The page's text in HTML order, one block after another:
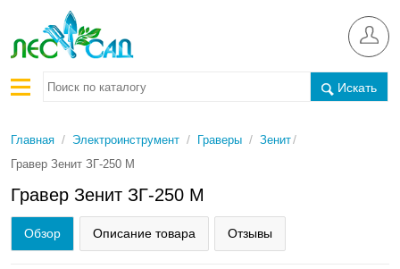
Искать
Главная / Электроинструмент / Граверы / Зенит/
Гравер Зенит ЗГ-250 М
Гравер Зенит ЗГ-250 М
Обзор Описание товара Отзывы